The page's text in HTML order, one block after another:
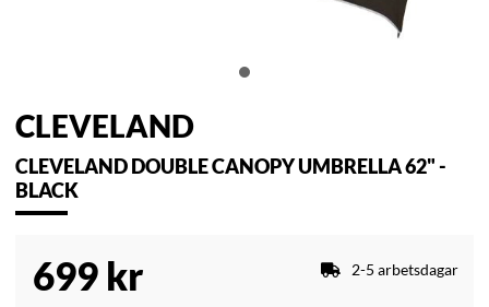
CLEVELAND
CLEVELAND DOUBLE CANOPY UMBRELLA 62" -
BLACK
699 kr 2-5 arbetsdagar